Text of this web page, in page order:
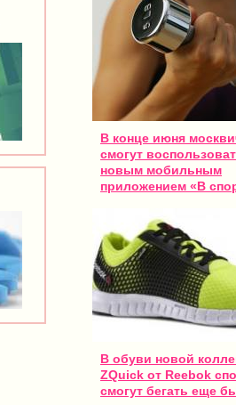
В конце июня
смогут
новым мобильным
приложением «В
В обуви новой
ZQuick от Reebok
смогут бегать еще